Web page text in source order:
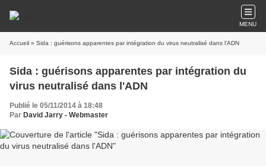
MENU
Accueil » Sida : guérisons apparentes par intégration du virus neutralisé dans l'ADN
Sida : guérisons apparentes par intégration du
virus neutralisé dans l'ADN
Publié le 05/11/2014 à 18:48
Par David Jarry - Webmaster